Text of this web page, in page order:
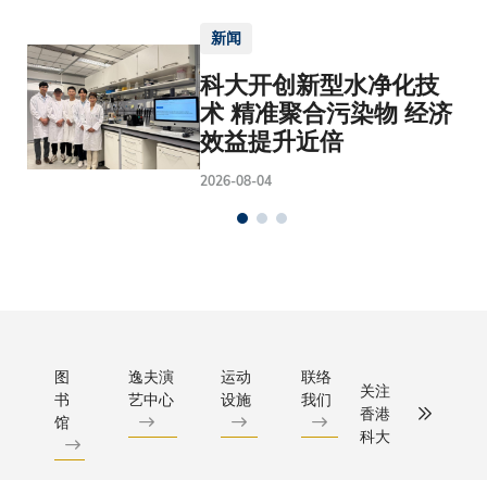
新闻
科大开创新型水净化技
术 精准聚合污染物 经济
效益提升近倍
2026-08-04
图
书
馆
逸夫演
艺中心
运动
设施
联络
我们
关注
香港
科大